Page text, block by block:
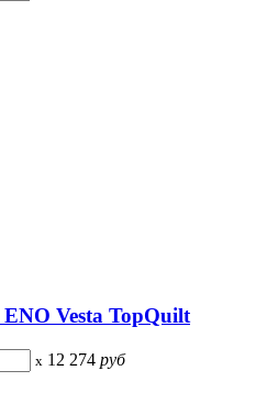
Vesta TopQuilt
x 12 274 руб